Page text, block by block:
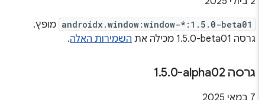
androidx.window:window-*:1.5.0-beta01 מופץ.
גרסה ‎1.5.0-beta01 מכילה את
השמירות האלה.
גרסה ‎1 .5.0-alpha02